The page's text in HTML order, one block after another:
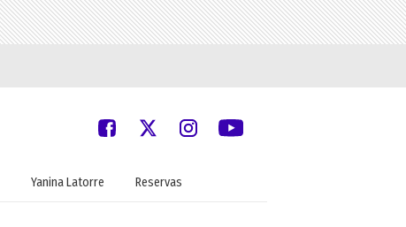
Yanina Latorre Reservas